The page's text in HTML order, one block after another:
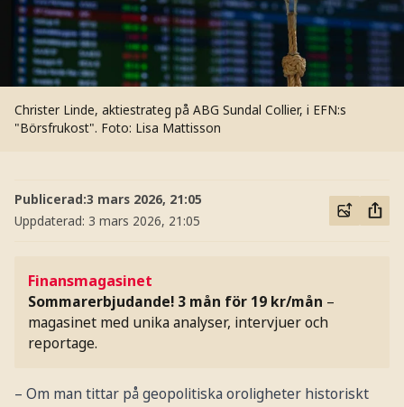
Christer Linde, aktiestrateg på ABG Sundal Collier, i EFN:s
"Börsfrukost". Foto: Lisa Mattisson
Publicerad:3 mars 2026, 21:05
Uppdaterad: 3 mars 2026, 21:05
Finansmagasinet
Sommarerbjudande! 3 mån för 19 kr/mån –
magasinet med unika analyser, intervjuer och
reportage.
– Om man tittar på geopolitiska oroligheter historiskt